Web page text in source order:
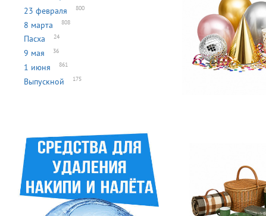
23 февраля 800
8 марта 808
Пасха 24
9 мая 36
1 июня 861
Выпускной 175